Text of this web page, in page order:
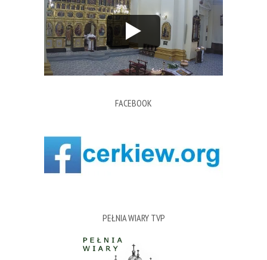
FACEBOOK
PEŁNIA WIARY TVP